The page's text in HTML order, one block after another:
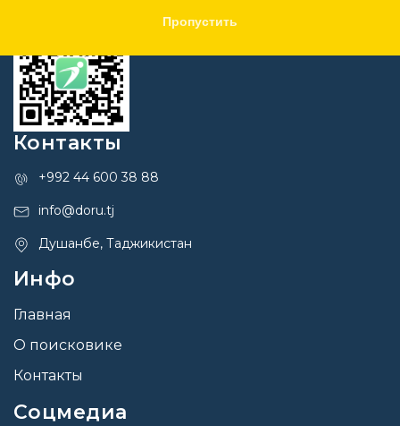
Пропустить
Контакты
+992 44 600 38 88
info@doru.tj
Душанбе, Таджикистан
Инфо
Главная
О поисковике
Контакты
Соцмедиа